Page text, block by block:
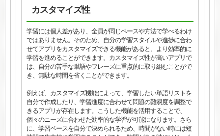
カスタマイズ性
学習には個人差があり、全員が同じペースや方法で学べるわけ
ではありません。そのため、自分の学習スタイルや進捗に合わ
せてアプリをカスタマイズできる機能があると、より効率的に
学習を進めることができます。カスタマイズ性が高いアプリで
は、自分の苦手な単語やフレーズに重点的に取り組むことがで
き、無駄な時間を省くことができます。
例えば、カスタマイズ機能によって、学習したい単語リストを
自分で作成したり、学習進度に合わせて問題の難易度を調整で
きるアプリが存在します。こうした機能を活用することで、
個々のニーズに合わせた効率的な学習が可能になります。さら
に、学習ペースを自分で決められるため、時間がない時には短